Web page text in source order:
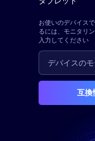
お使いのデバイス
るには、モニタリ
入力してください
互換